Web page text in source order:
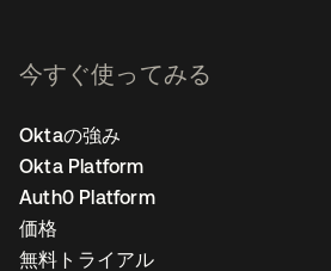
今すぐ使ってみる
Oktaの強み
Okta Platform
Auth0 Platform
価格
無料トライアル